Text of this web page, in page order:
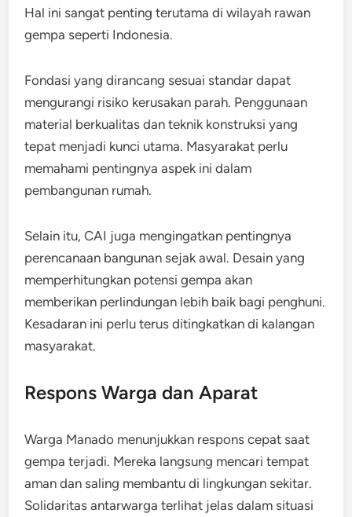
Hal ini sangat penting terutama di wilayah rawan
gempa seperti Indonesia.
Fondasi yang dirancang sesuai standar dapat
mengurangi risiko kerusakan parah. Penggunaan
material berkualitas dan teknik konstruksi yang
tepat menjadi kunci utama. Masyarakat perlu
memahami pentingnya aspek ini dalam
pembangunan rumah.
Selain itu, CAI juga mengingatkan pentingnya
perencanaan bangunan sejak awal. Desain yang
memperhitungkan potensi gempa akan
memberikan perlindungan lebih baik bagi penghuni.
Kesadaran ini perlu terus ditingkatkan di kalangan
masyarakat.
Respons Warga dan Aparat
Warga Manado menunjukkan respons cepat saat
gempa terjadi. Mereka langsung mencari tempat
aman dan saling membantu di lingkungan sekitar.
Solidaritas antarwarga terlihat jelas dalam situasi